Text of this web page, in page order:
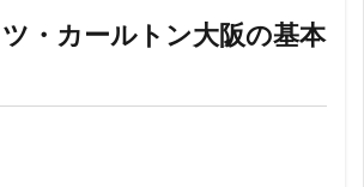
・カールトン大阪の基本